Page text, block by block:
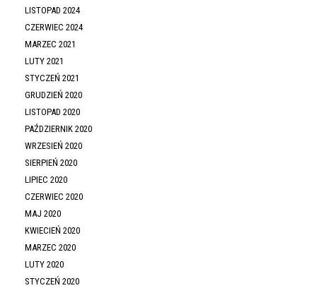
LISTOPAD 2024
CZERWIEC 2024
MARZEC 2021
LUTY 2021
STYCZEŃ 2021
GRUDZIEŃ 2020
LISTOPAD 2020
PAŹDZIERNIK 2020
WRZESIEŃ 2020
SIERPIEŃ 2020
LIPIEC 2020
CZERWIEC 2020
MAJ 2020
KWIECIEŃ 2020
MARZEC 2020
LUTY 2020
STYCZEŃ 2020